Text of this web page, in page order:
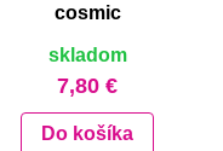
cosmic
skladom
7,80 €
Do košíka